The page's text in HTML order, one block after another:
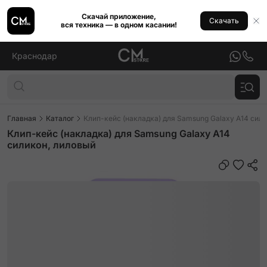
Скачай приложение,
вся техника — в одном касании!
Скачать
Краснодар
Главная Каталог Клип-кейс (накладка) для Samsung Galaxy A14
Клип-кейс (накладка) для Samsung Galaxy A14
силикон, лиловый